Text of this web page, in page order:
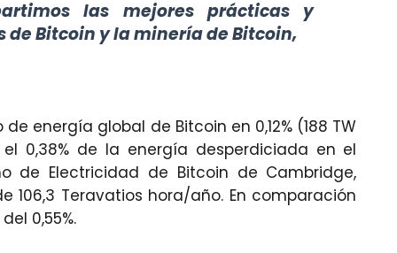
las mejores prácticas y
Bitcoin y la minería de Bitcoin,
energía global de Bitcoin en 0,12% (188 TW
0,38% de la energía desperdiciada en el
de Electricidad de Bitcoin de Cambridge,
Teravatios hora/año. En comparación
0,55%.